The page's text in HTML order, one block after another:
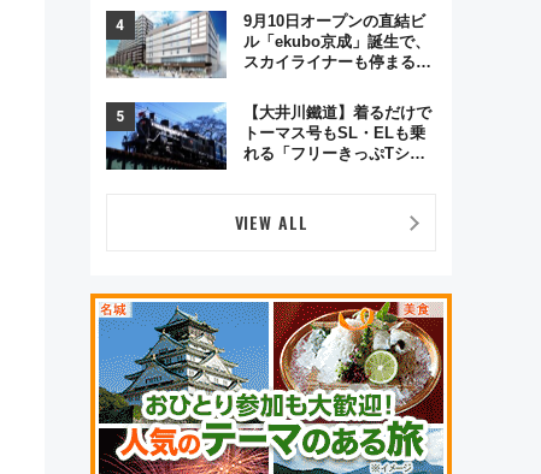
弾」も
9月10日オープンの直結ビ
ル「ekubo京成」誕生で、
スカイライナーも停まる巨
変わる？ 全テナント情報も
公開！
【大井川鐵道】着るだけで
トーマス号もSL・ELも乗
れる「フリーきっぷTシャ
VIEW ALL